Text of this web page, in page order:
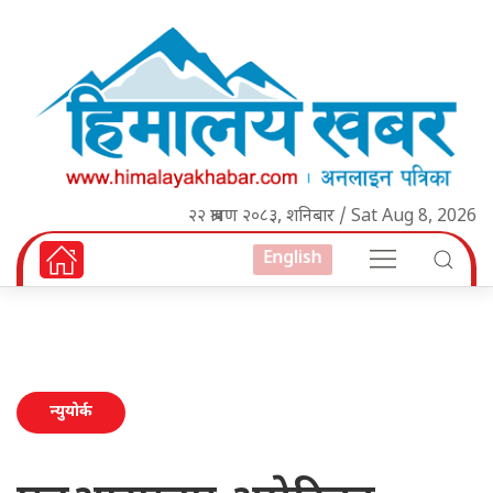
२२ श्रावण २०८३, शनिबार / Sat Aug 8, 2026
English
न्युयोर्क